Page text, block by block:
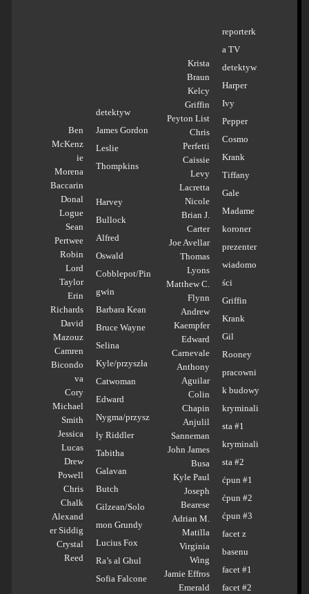
Ben
McKenz
ie
Morena
Baccarin
Donal
Logue
Sean
Pertwee
Robin
Lord
Taylor
Erin
Richards
David
Mazouz
Camren
Bicondo
va
Cory
Michael
Smith
Jessica
Lucas
Drew
Powell
Chris
Chalk
Alexand
er Siddig
Crystal
Reed
detektyw
James Gordon
Leslie
Thompkins
Harvey
Bullock
Alfred
Oswald
Cobblepot/Pin
gwin
Barbara Kean
Bruce Wayne
Selina
Kyle/przyszła
Catwoman
Edward
Nygma/przysz
ły Riddler
Tabitha
Galavan
Butch
Gilzean/Solo
mon Grundy
Lucius Fox
Ra’s al Ghul
Sofia Falcone
Krista
Braun
Kelcy
Griffin
Peyton List
Chris
Perfetti
Caissie
Levy
Lacretta
Nicole
Brian J.
Carter
Joe Avellar
Thomas
Lyons
Matthew C.
Flynn
Andrew
Kaempfer
Edward
Carnevale
Anthony
Aguilar
Colin
Chapin
Anjulil
Sanneman
John James
Busa
Kyle Paul
Joseph
Bearese
Adrian M.
Matilla
Virginia
Wing
Jamie Effros
Emerald
reporterk
a TV
detektyw
Harper
Ivy
Pepper
Cosmo
Krank
Tiffany
Gale
Madame
koroner
prezenter
wiadomo
ści
Griffin
Krank
Gil
Rooney
pracowni
k budowy
kryminali
sta #1
kryminali
sta #2
ćpun #1
ćpun #2
ćpun #3
facet z
basenu
facet #1
facet #2